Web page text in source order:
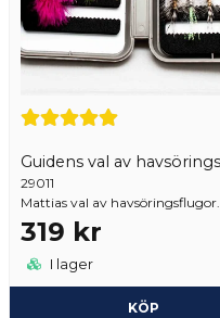
29011
Mattias val av havsöringsflugor.
319 kr
I lager
KÖP